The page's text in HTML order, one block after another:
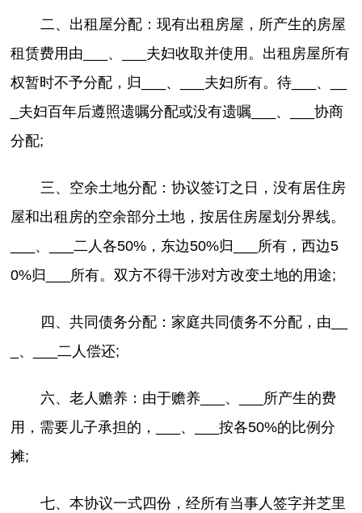
二、出租屋分配：现有出租房屋，所产生的房屋
租赁费用由___、___夫妇收取并使用。出租房屋所有
权暂时不予分配，归___、___夫妇所有。待___、__
_夫妇百年后遵照遗嘱分配或没有遗嘱___、___协商
分配;
三、空余土地分配：协议签订之日，没有居住房
屋和出租房的空余部分土地，按居住房屋划分界线。
___、___二人各50%，东边50%归___所有，西边5
0%归___所有。双方不得干涉对方改变土地的用途;
四、共同债务分配：家庭共同债务不分配，由__
_、___二人偿还;
六、老人赡养：由于赡养___、___所产生的费
用，需要儿子承担的，___、___按各50%的比例分
摊;
七、本协议一式四份，经所有当事人签字并芝里